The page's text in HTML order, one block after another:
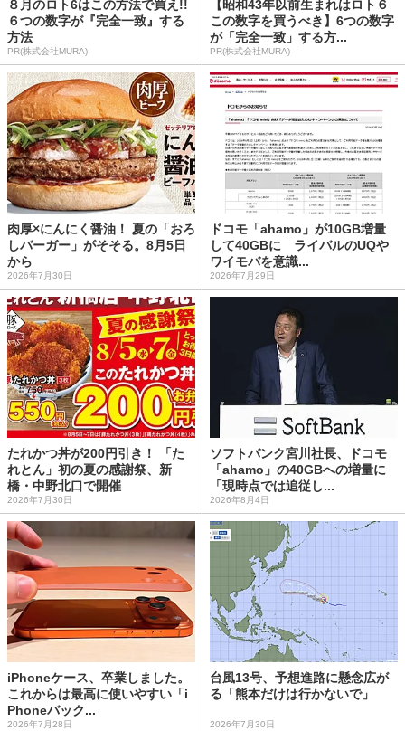
８月のロト6はこの方法で買え!!
６つの数字が『完全一致』する
方法
PR(株式会社MURA)
【昭和43年以前生まれはロト６
この数字を買うべき】6つの数字
が「完全一致」する方...
PR(株式会社MURA)
肉厚×にんにく醤油！ 夏の「おろ
しバーガー」がそそる。8月5日
から
2026年7月30日
ドコモ「ahamo」が10GB増量
して40GBに ライバルのUQや
ワイモバを意識...
2026年7月29日
たれかつ丼が200円引き！ 「た
れとん」初の夏の感謝祭、新
橋・中野北口で開催
2026年7月30日
ソフトバンク宮川社長、ドコモ
「ahamo」の40GBへの増量に
「現時点では追従し...
2026年8月4日
iPhoneケース、卒業しました。
これからは最高に使いやすい「i
Phoneバック...
2026年7月28日
台風13号、予想進路に懸念広が
る「熊本だけは行かないで」
2026年7月30日